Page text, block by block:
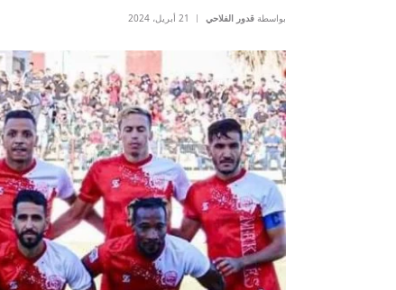
بواسطة قدور الفلاحي 21 أبريل، 2024